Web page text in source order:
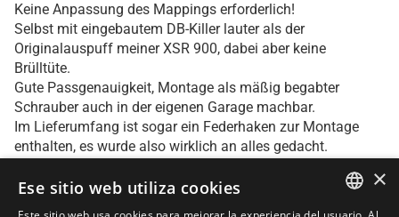
Keine Anpassung des Mappings erforderlich!
Selbst mit eingebautem DB-Killer lauter als der
Originalauspuff meiner XSR 900, dabei aber keine
Brülltüte.
Gute Passgenauigkeit, Montage als mäßig begabter
Schrauber auch in der eigenen Garage machbar.
Im Lieferumfang ist sogar ein Federhaken zur Montage
enthalten, es wurde also wirklich an alles gedacht.
sehr gut.
×
Ese sitio web utiliza cookies